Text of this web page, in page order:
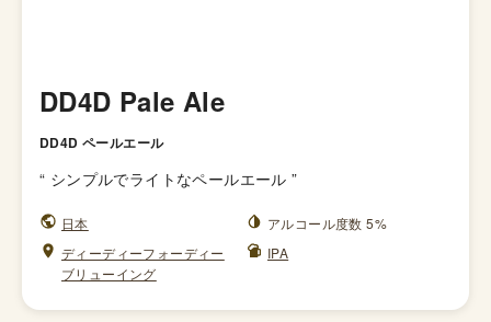
DD4D Pale Ale
DD4D ペールエール
“ シンプルでライトなペールエール ”
日本
アルコール度数 5%
ディーディーフォーディー
ブリューイング
IPA